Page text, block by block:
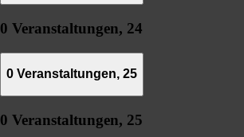
0 Veranstaltungen, 24
0 Veranstaltungen, 25
0 Veranstaltungen, 25